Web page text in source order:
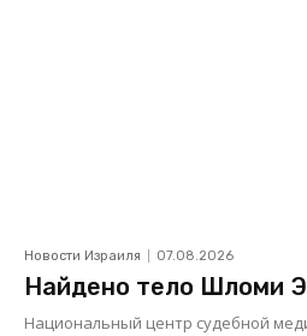
Новости Израиля 07.08.2026
Найдено тело Шломи
Национальный центр судебной